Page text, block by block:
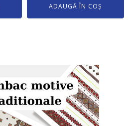
ADAUGĂ ÎN COȘ